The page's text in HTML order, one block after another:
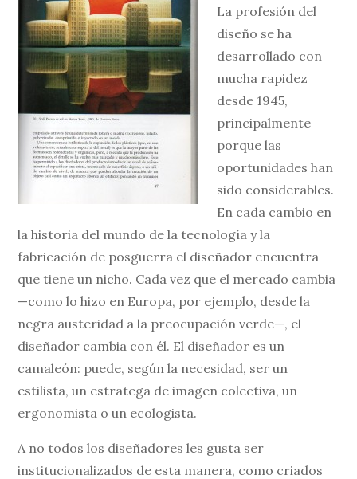
La profesión del
diseño se ha
desarrollado con
mucha rapidez
desde 1945,
principalmente
porque las
oportunidades han
sido considerables.
En cada cambio en
la historia del mundo de la tecnología y la
fabricación de posguerra el diseñador encuentra
que tiene un nicho. Cada vez que el mercado cambia
—como lo hizo en Europa, por ejemplo, desde la
negra austeridad a la preocupación verde—, el
diseñador cambia con él. El diseñador es un
camaleón: puede, según la necesidad, ser un
estilista, un estratega de imagen colectiva, un
ergonomista o un ecologista.
A no todos los diseñadores les gusta ser
institucionalizados de esta manera, como criados